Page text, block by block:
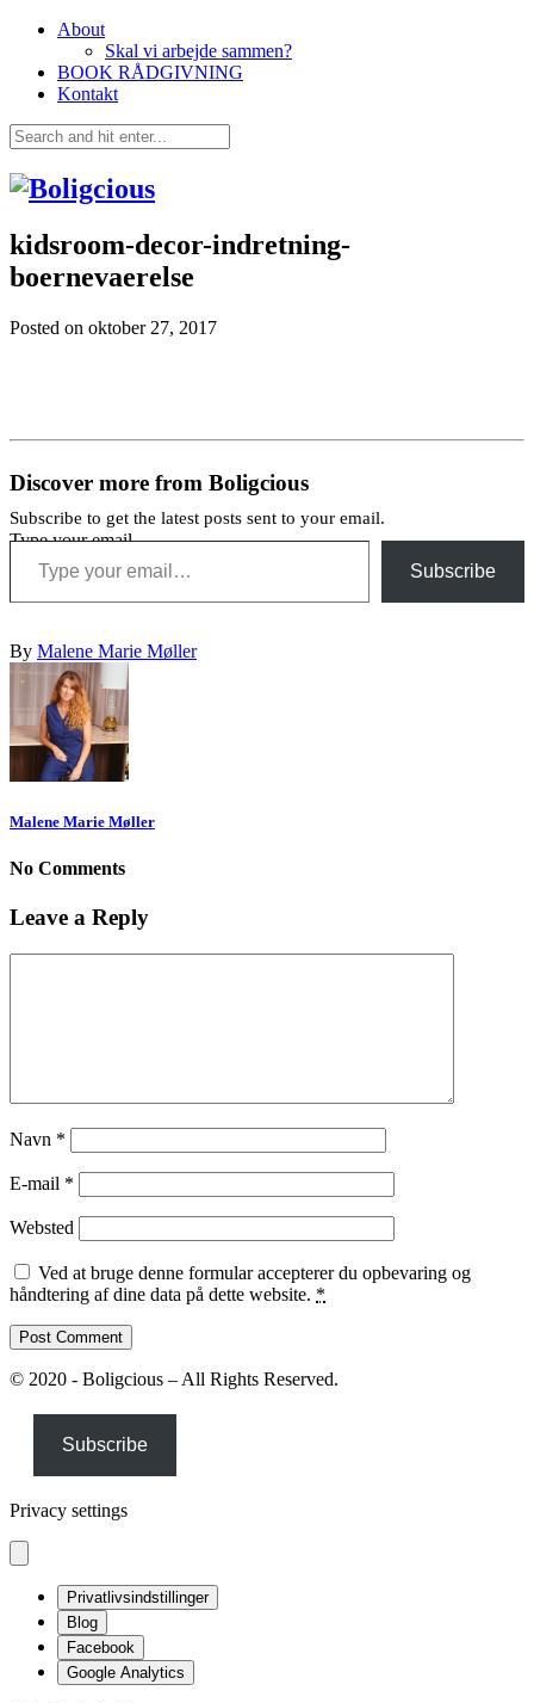
About
Skal vi arbejde sammen?
BOOK RÅDGIVNING
Kontakt
kidsroom-decor-indretning-
boernevaerelse
Posted on oktober 27, 2017
Discover more from Boligcious
Subscribe to get the latest posts sent to your email.
Type your email…
Subscribe
By Malene Marie Møller
Malene Marie Møller
No Comments
Leave a Reply
Navn *
E-mail *
Websted
Ved at bruge denne formular accepterer du opbevaring og
håndtering af dine data på dette website. *
© 2020 - Boligcious – All Rights Reserved.
Subscribe
Privacy settings
Privatlivsindstillinger
Blog
Facebook
Google Analytics